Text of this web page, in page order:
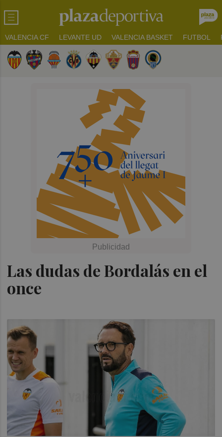
VALENCIA CF LEVANTE UD VALENCIA BASKET FUTBOL
Las dudas de Bordalás en el
once